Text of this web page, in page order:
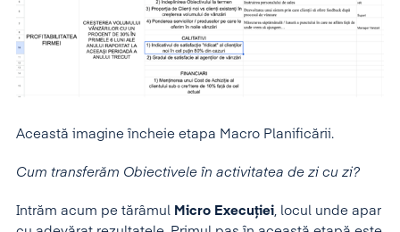
Această imagine încheie etapa Macro Planificării.
Cum transferăm Obiectivele în activitatea de zi cu zi?
Intrăm acum pe tărâmul Micro Execuției, locul unde apar